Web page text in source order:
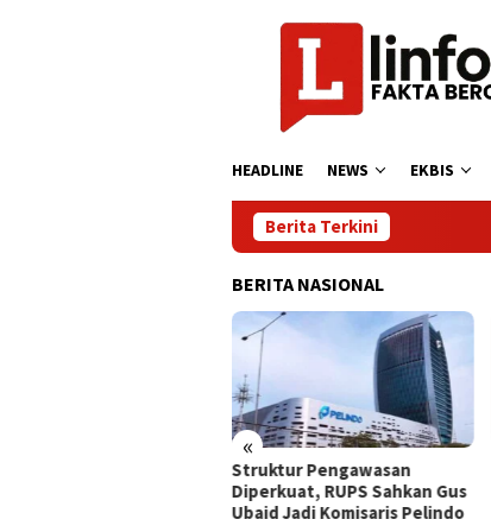
HEADLINE NEWS EKBIS
Berita Terkini
BERITA NASIONAL
«
​Struktur Pengawasan
Diperkuat, RUPS Sahkan Gus
Ubaid Jadi Komisaris Pelindo